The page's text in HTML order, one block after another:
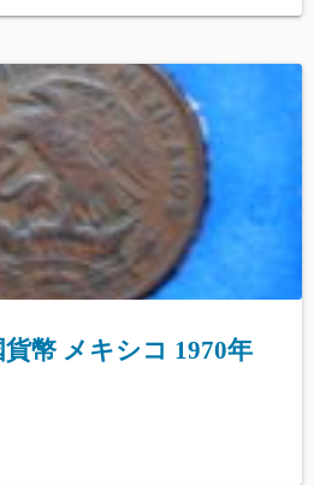
幣 メキシコ 1970年